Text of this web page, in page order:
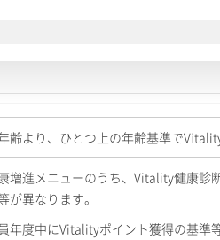
齢より、ひとつ上の年齢基準で
増進メニューのうち、Vitality健康診
が異なります。
年度中にVitalityポイント獲得の基準